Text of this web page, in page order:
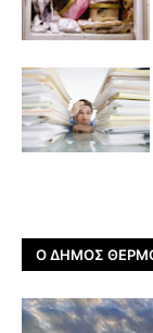
Ο ΔΉΜΟΣ